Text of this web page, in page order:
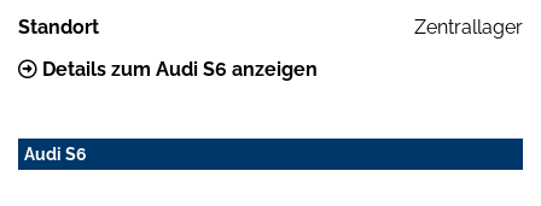
Standort
Zentrallager
Details zum Audi S6 anzeigen
Audi S6